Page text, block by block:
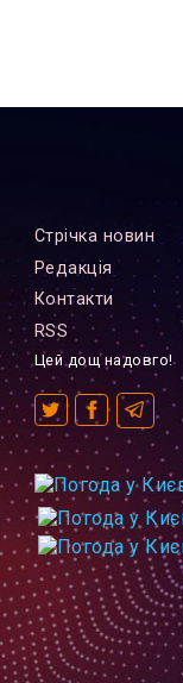
Стрiчка новин
Редакцiя
Контакти
RSS
Цей дощ надовго!